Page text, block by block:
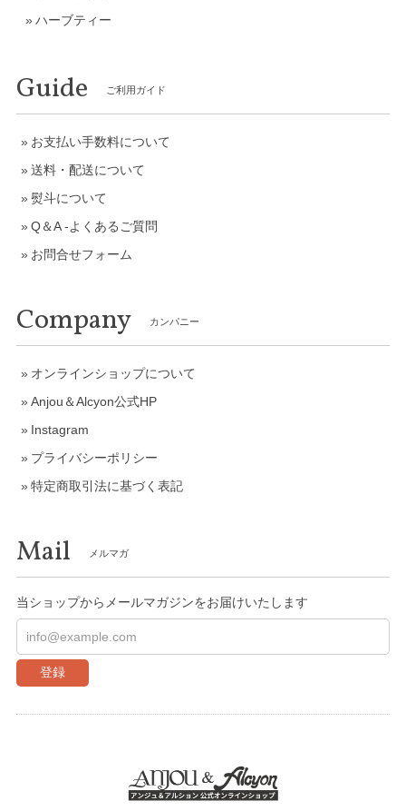
ハーブティー
Guide ご利用ガイド
お支払い手数料について
送料・配送について
熨斗について
Q＆A -よくあるご質問
お問合せフォーム
Company カンパニー
オンラインショップについて
Anjou＆Alcyon公式HP
Instagram
プライバシーポリシー
特定商取引法に基づく表記
Mail メルマガ
当ショップからメールマガジンをお届けいたします
登録